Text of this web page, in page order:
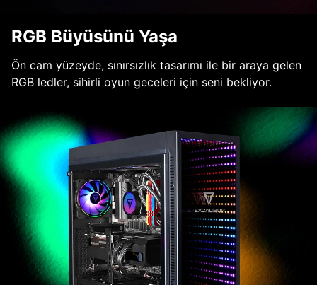
RGB Büyüsünü Yaşa
Ön cam yüzeyde, sınırsızlık tasarımı ile bir araya gelen
RGB ledler, sihirli oyun geceleri için seni bekliyor.